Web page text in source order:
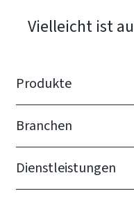
Vielleicht ist
Produkte
Branchen
Dienstleistungen